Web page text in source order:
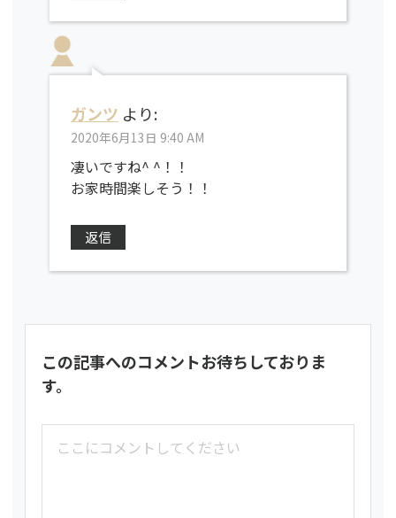
ガンツ より:
2020年6月13日 9:40 AM
凄いですね^ ^！！
お家時間楽しそう！！
返信
この記事へのコメントお待ちしておりま
す。